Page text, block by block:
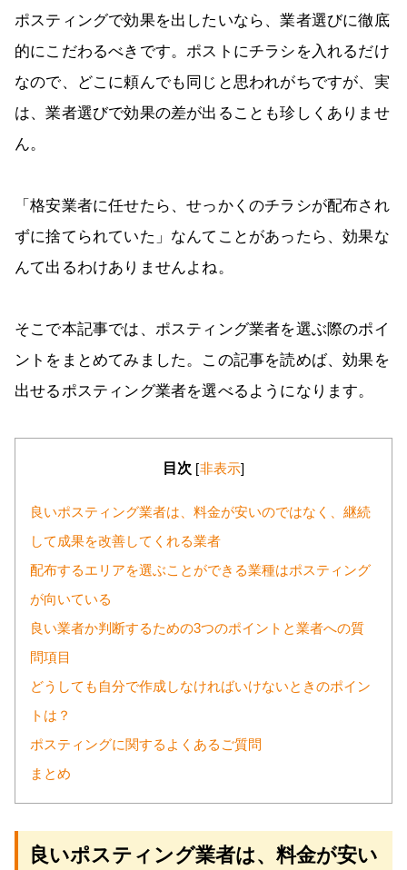
ポスティングで効果を出したいなら、業者選びに徹底
的にこだわるべきです。ポストにチラシを入れるだけ
なので、どこに頼んでも同じと思われがちですが、実
は、業者選びで効果の差が出ることも珍しくありませ
ん。
「格安業者に任せたら、せっかくのチラシが配布され
ずに捨てられていた」なんてことがあったら、効果な
んて出るわけありませんよね。
そこで本記事では、ポスティング業者を選ぶ際のポイ
ントをまとめてみました。この記事を読めば、効果を
出せるポスティング業者を選べるようになります。
目次 [非表示]
良いポスティング業者は、料金が安いのではなく、継続
して成果を改善してくれる業者
配布するエリアを選ぶことができる業種はポスティング
が向いている
良い業者か判断するための3つのポイントと業者への質
問項目
どうしても自分で作成しなければいけないときのポイン
トは？
ポスティングに関するよくあるご質問
まとめ
良いポスティング業者は、料金が安い